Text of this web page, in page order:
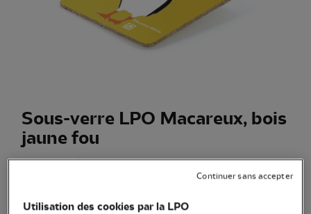
Sous-verre LPO Macareux, bois
jaune fou
(Ref.EC1138)
Le Macareux moine s'invite à table ! Un dessous de verre
Utilisation des cookies par la LPO
Continuer sans accepter